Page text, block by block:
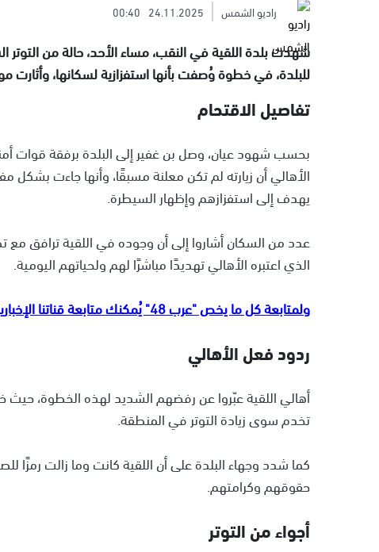
راديو الشمس
24.11.2025
00:40
شهدت بلدة اللقية في النقب، مساء الأحد، حالة من التوتر
للبلدة، في خطوة وُصفت بأنها استفزازية لسكانها،
تفاصيل الاقتحام
بحسب شهود عيان، وصل بن غفير إلى البلدة برفقة قوات
الأهالي أن زيارته لم تكن معلنة مسبقًا، وأنها جاءت بشكل
يهدف إلى استفزازهم وإظهار السيطرة.
عدد من السكان أشاروا إلى أن وجوده في اللقية ترافق مع
الذي اعتبره الأهالي تهديدًا مباشرًا لهم ولحياتهم اليومية.
ولمتابعة كل ما يخص "عرب 48" يُمكنك متابعة قناتنا الإخبارية على تلجرام
ردود فعل الأهالي
أهالي اللقية عبّروا عن رفضهم الشديد لهذه الخطوة، حيث
تخدم سوى زيادة التوتر في المنطقة.
كما شدد وجهاء البلدة على أن اللقية كانت وما زالت
حقوقهم وكرامتهم.
أجواء من التوتر